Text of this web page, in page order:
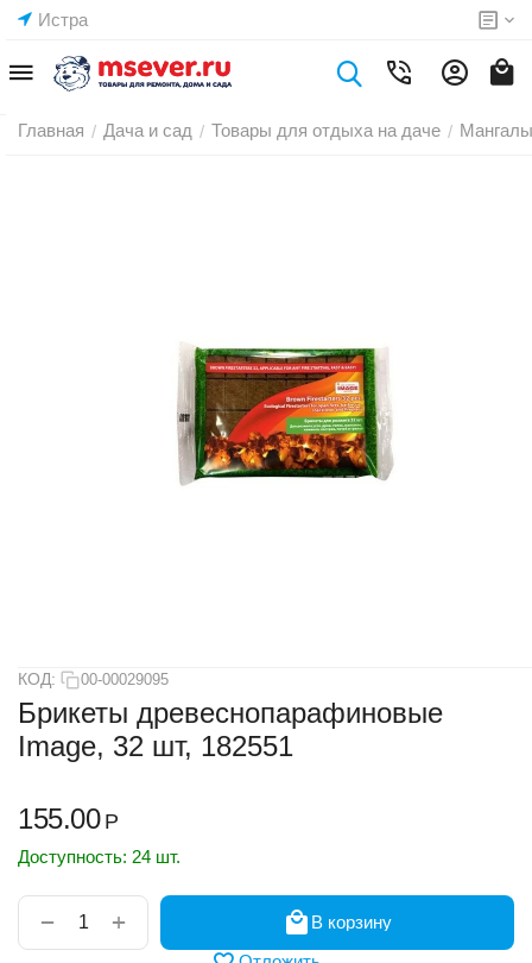
Истра
Главная / Дача и сад / Товары для отдыха на даче /
КОД: 00-00029095
Брикеты древеснопарафиновые
Image, 32 шт, 182551
155.00 Р
Доступность: 24 шт.
+
−
В корзину